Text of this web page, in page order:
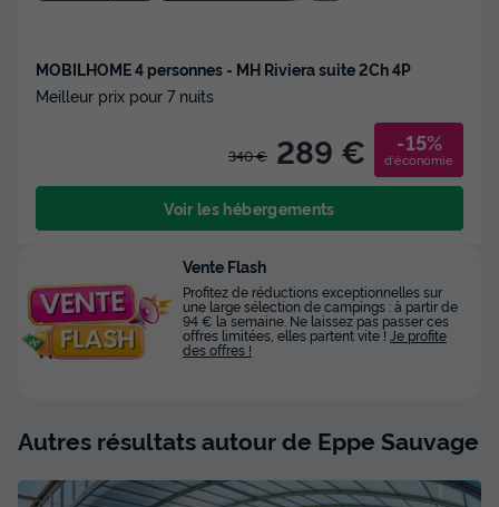
MOBILHOME 4 personnes - MH Riviera suite 2Ch 4P
Meilleur prix pour 7 nuits
340 € 289 € -15%
d'économie
Voir les hébergements
Autres résultats autour de Eppe Sauvage
Vente Flash
Profitez de réductions exceptionnelles sur
une large sélection de campings : à partir de
94 € la semaine. Ne laissez pas passer ces
offres limitées, elles partent vite ! Je profite
des offres !